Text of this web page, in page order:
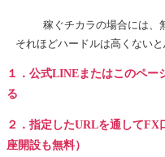
稼ぐチカラの場合には、
それほどハードルは高くない
１．公式LINEまたはこのペー
る
２．指定したURLを通してFX
座開設も無料）